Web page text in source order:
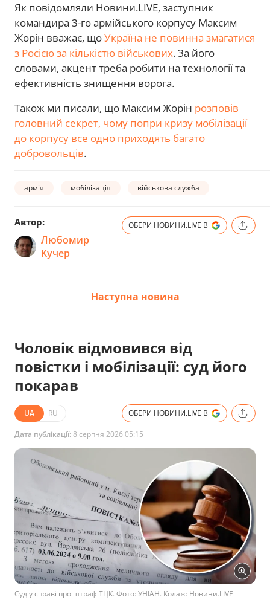
Як повідомляли Новини.LIVE, заступник
командира 3-го армійського корпусу Максим
Жорін вважає, щоУкраїна не повинна змагатися
з Росією за кількістю військових. За його
словами, акцент треба робити на технології та
ефективність знищення ворога.
Також ми писали, що Максим Жорін розповів
головний секрет, чому попри кризу мобілізації
до корпусу все одно приходять багато
добровольців.
армія мобілізація військова служба
Автор:
Любомир
Кучер
ОБЕРИ НОВИНИ.LIVE В
Наступна новина
Чоловік відмовився від
повістки і мобілізації: суд його
покарав
UA RU ОБЕРИ НОВИНИ.LIVE В
Дата публікації:8 серпня 2026 05:15
Суд у справі про штраф ТЦК. Фото: УНІАН. Колаж: Новини.LIVE